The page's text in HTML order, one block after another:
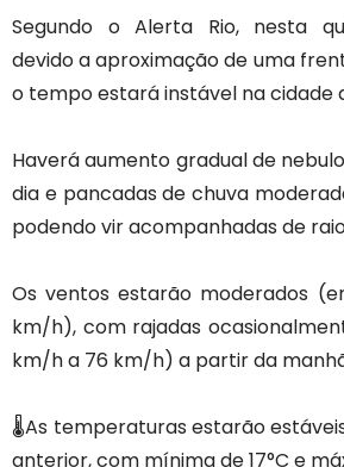
Segundo o Alerta Rio, nesta
devido a aproximação de uma
o tempo estará instável na cidade
Haverá aumento gradual de
dia e pancadas de chuva
podendo vir acompanhadas de
Os ventos estarão moderados
km/h), com rajadas
km/h a 76 km/h) a partir da
🌡️As temperaturas estarão
anterior, com mínima de 17°C e